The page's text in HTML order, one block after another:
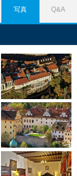
写真 Q&A